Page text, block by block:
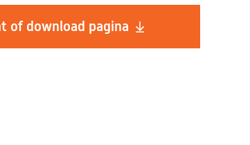
of download pagina